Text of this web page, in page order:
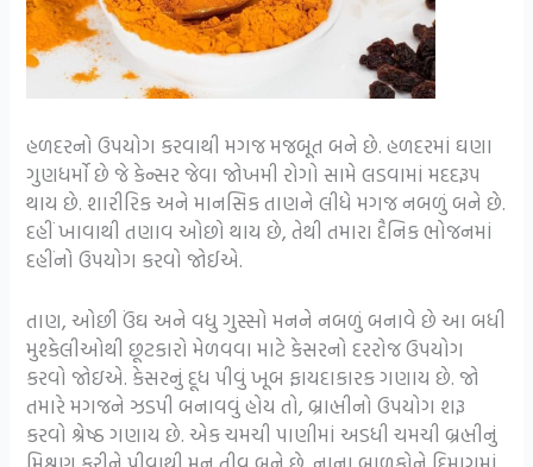
હળદરનો ઉપયોગ કરવાથી મગજ મજબૂત બને છે. હળદરમાં ઘણા
ગુણધર્મો છે જે કેન્સર જેવા જોખમી રોગો સામે લડવામાં મદદરૂપ
થાય છે. શારીરિક અને માનસિક તાણને લીધે મગજ નબળું બને છે.
દહીં ખાવાથી તણાવ ઓછો થાય છે, તેથી તમારા દૈનિક ભોજનમાં
દહીંનો ઉપયોગ કરવો જોઈએ.
તાણ, ઓછી ઉંઘ અને વધુ ગુસ્સો મનને નબળું બનાવે છે આ બધી
મુશ્કેલીઓથી છૂટકારો મેળવવા માટે કેસરનો દરરોજ ઉપયોગ
કરવો જોઇએ. કેસરનું દૂધ પીવું ખૂબ ફાયદાકારક ગણાય છે. જો
તમારે મગજને ઝડપી બનાવવું હોય તો, બ્રાહ્મીનો ઉપયોગ શરૂ
કરવો શ્રેષ્ઠ ગણાય છે. એક ચમચી પાણીમાં અડધી ચમચી બ્રહ્મીનું